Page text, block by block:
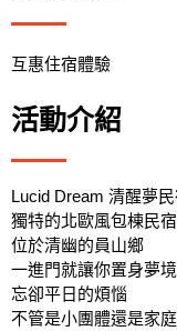
互惠住宿體驗
活動介紹
Lucid Dream 清醒夢
獨特的北歐風包棟民宿
位於清幽的員山鄉
一進門就讓你置身夢境
忘卻平日的煩惱
不管是小團體還是家